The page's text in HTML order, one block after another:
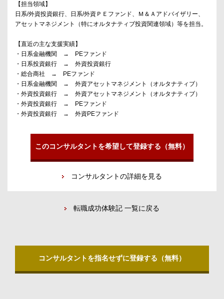
【担当領域】
日系/外資投資銀行、日系/外資ＰＥファンド、Ｍ＆Ａアドバイザリー、
アセットマネジメント（特にオルタナティブ投資関連領域）等を担当。
【直近の主な支援実績】
・日系金融機関 → PEファンド
・日系投資銀行 → 外資投資銀行
・総合商社 → PEファンド
・日系金融機関 → 外資アセットマネジメント（オルタナティブ）
・外資投資銀行 → 外資アセットマネジメント（オルタナティブ）
・外資投資銀行 → PEファンド
・外資投資銀行 → 外資PEファンド
このコンサルタントを希望して登録する（無料）
コンサルタントの詳細を見る
転職成功体験記 一覧に戻る
コンサルタントを指名せずに登録する（無料）